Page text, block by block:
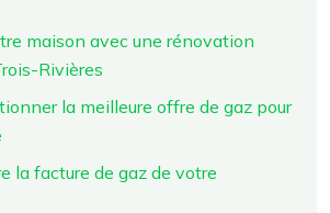
maison avec une rénovation
Rivières
la meilleure offre de gaz pour
la facture de gaz de votre